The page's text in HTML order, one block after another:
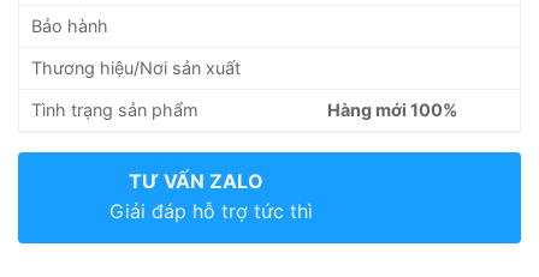
Bảo hành
Thương hiệu/Nơi sản xuất
Tình trạng sản phẩm Hàng mới 100%
TƯ VẤN ZALO
Giải đáp hỗ trợ tức thì